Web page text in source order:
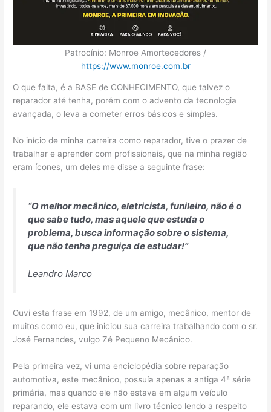
Patrocínio: Monroe Amortecedores /
https://www.monroe.com.br
O que falta, é a BASE de CONHECIMENTO, que talvez o
reparador até tenha, porém com o advento da tecnologia
avançada, o leva a cometer erros básicos e simples.
No início de minha carreira como reparador, tive o prazer de
trabalhar e aprender com profissionais, que na minha região
eram ícones, um deles me disse a seguinte frase:
“O melhor mecânico, eletricista, funileiro, não é o
que sabe tudo, mas aquele que estuda o
problema, busca informação sobre o sistema,
que não tenha preguiça de estudar!”
Leandro Marco
Ouvi esta frase em 1992, de um amigo, mecânico, mentor de
muitos como eu, que iniciou sua carreira trabalhando com o sr.
José Fernandes, vulgo Zé Pequeno Mecânico.
Pela primeira vez, vi uma enciclopédia sobre reparação
automotiva, este mecânico, possuía apenas a antiga 4ª série
primária, mas quando ele não estava em algum veículo
reparando, ele estava com um livro técnico lendo a respeito